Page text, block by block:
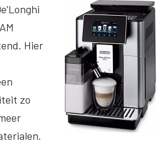
Hier
zo